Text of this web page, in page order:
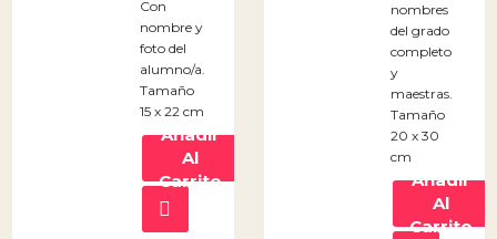
Con
nombre y
foto del
alumno/a.
Tamaño
15 x 22 cm
Añadir
Al
Carrito
nombres
del grado
completo
y
maestras.
Tamaño
20 x 30
cm
Añadir
Al
Carrito